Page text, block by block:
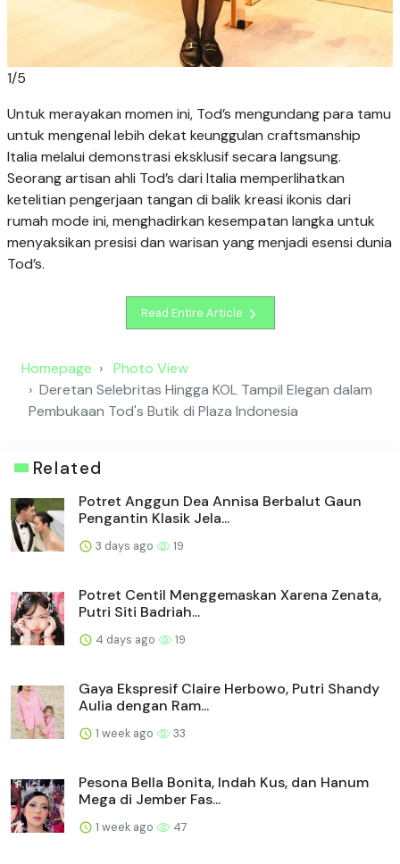
1/5
Untuk merayakan momen ini, Tod’s mengundang para tamu
untuk mengenal lebih dekat keunggulan craftsmanship
Italia melalui demonstrasi eksklusif secara langsung.
Seorang artisan ahli Tod’s dari Italia memperlihatkan
ketelitian pengerjaan tangan di balik kreasi ikonis dari
rumah mode ini, menghadirkan kesempatan langka untuk
menyaksikan presisi dan warisan yang menjadi esensi dunia
Tod’s.
Read Entire Article
Homepage
Photo View
Deretan Selebritas Hingga KOL Tampil Elegan dalam
Pembukaan Tod's Butik di Plaza Indonesia
Related
Potret Anggun Dea Annisa Berbalut Gaun
Pengantin Klasik Jela...
3 days ago 19
Potret Centil Menggemaskan Xarena Zenata,
Putri Siti Badriah...
4 days ago 19
Gaya Ekspresif Claire Herbowo, Putri Shandy
Aulia dengan Ram...
1 week ago 33
Pesona Bella Bonita, Indah Kus, dan Hanum
Mega di Jember Fas...
1 week ago 47